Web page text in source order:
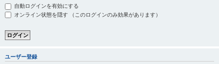
自動ログインを有効にする
オンライン状態を隠す （このログインのみ効果があります）
ユーザー登録